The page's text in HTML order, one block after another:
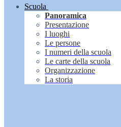
Scuola
Panoramica
Presentazione
I luoghi
Le persone
I numeri della scuola
Le carte della scuola
Organizzazione
La storia